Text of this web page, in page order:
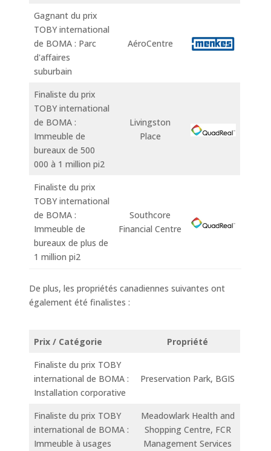
Gagnant du prix
TOBY international
de BOMA : Parc
d'affaires
suburbain
AéroCentre
Finaliste du prix
TOBY international
de BOMA :
Immeuble de
bureaux de 500
000 à 1 million pi2
Livingston
Place
Finaliste du prix
TOBY international
de BOMA :
Immeuble de
bureaux de plus de
1 million pi2
Southcore
Financial Centre
De plus, les propriétés canadiennes suivantes ont
également été finalistes :
Prix / Catégorie
Propriété
Finaliste du prix TOBY
international de BOMA :
Installation corporative
Preservation Park, BGIS
Finaliste du prix TOBY
international de BOMA :
Immeuble à usages
Meadowlark Health and
Shopping Centre, FCR
Management Services